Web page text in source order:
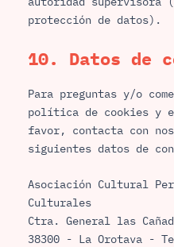
protección de datos).
10. Datos de
Para preguntas y/o
política de cookies y
favor, contacta con
siguientes datos de
Asociación Cultural
Culturales
Ctra. General las
38300 - La Orotava -